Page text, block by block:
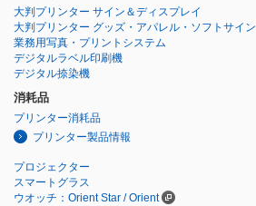
大判プリンター サイン＆ディスプレイ
大判プリンター グッズ・アパレル・ソフトサイン
業務用写真・プリントシステム
デジタルラベル印刷機
デジタル捺染機
消耗品
プリンター消耗品
プリンター製品情報
プロジェクター
スマートグラス
ウオッチ：Orient Star / Orient